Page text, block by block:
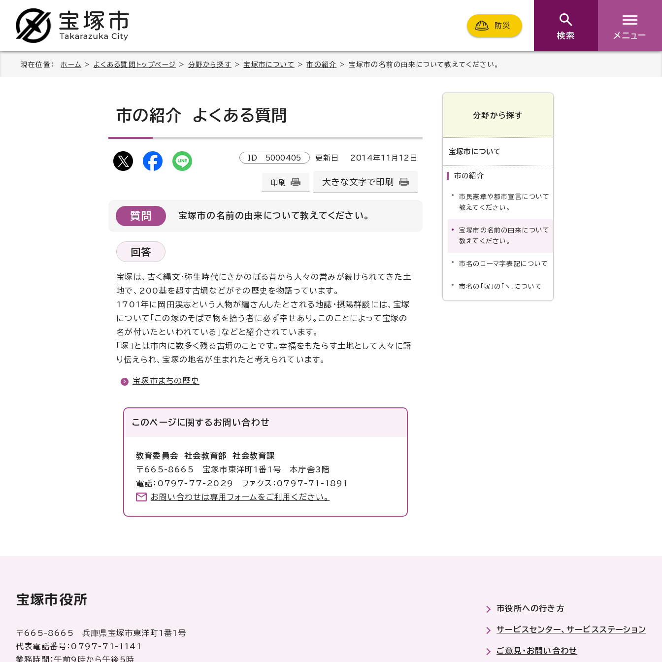
防災
検索 メニュー
現在位置： ホーム > よくある質問トップページ > 分野から探す > 宝塚市について >市の紹介 > 宝塚市の名前の由来について教えてください。
市の紹介 よくある質問
ID 5000405 更新日 2014年11 月 12 日
印刷 大きな文字で印刷
質問 宝塚市の名前の由来について教えてください。
回答
宝塚は、古く縄文・弥生時代にさかのぼる昔から人々の営みが続けられてきた土
地で、200基を超す古墳などがその歴史を物語っています。
1701年に岡田渓志という人物が編さんしたとされる地誌・摂陽群談には、宝塚
について「この塚のそばで物を拾う者に必ず幸せあり。このことによって宝塚の
名が付いたといわれている」などと紹介されています。
「塚」とは市内に数多く残る古墳のことです。幸福をもたらす土地として人々に語
り伝えられ、宝塚の地名が生まれたと考えられています。
宝塚市まちの歴史
このページに関する お問い合わせ
教育委員会 社会教育部 社会教育課
〒665-8665 宝塚市東洋町1番1号 本庁舎3階
電話：0797-77-2029 ファクス：0797-71-1891
お問い合わせは専用フォームをご利用ください。
分野から探す
宝塚市について
市の紹介
市民憲章や都市宣言について
教えてください。
宝塚市の名前の由来について
教えてください。
市名のローマ字表記について
市名の「塚」の「ヽ」について
宝塚市役所
〒665-8665 兵庫県宝塚市東洋町1番1号
代表電話番号：0797-71-1141
業務時間：午前9時から午後5時
市役所への行き方
サービスセンター、サービスステーション
ご意見・お問い合わせ